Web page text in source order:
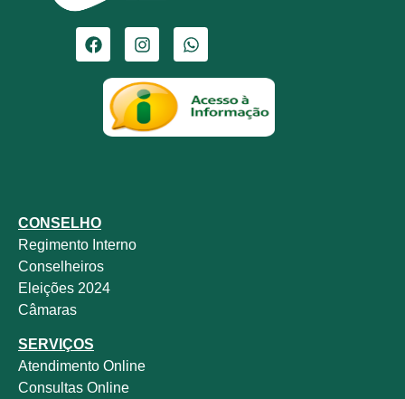
CONSELHO
Regimento Interno
Conselheiros
Eleições 2024
Câmaras
SERVIÇOS
Atendimento Online
Consultas Online